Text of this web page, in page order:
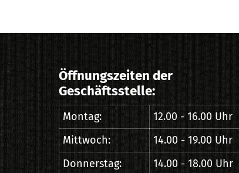
Öffnungszeiten der
Geschäftsstelle:
Montag:
12.00 - 16.00 Uhr
Mittwoch:
14.00 - 19.00 Uhr
Donnerstag:
14.00 - 18.00 Uhr